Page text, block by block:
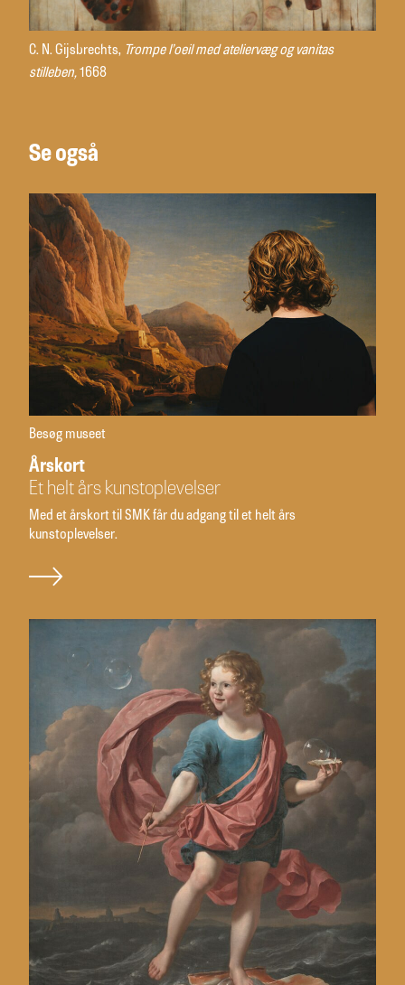
C. N. Gijsbrechts, Trompe l’oeil med ateliervæg og vanitas
stilleben, 1668
Se også
Besøg museet
Årskort
Et helt års kunstoplevel­ser
Med et årskort til SMK får du adgang til et helt års
kunstoplevelser.